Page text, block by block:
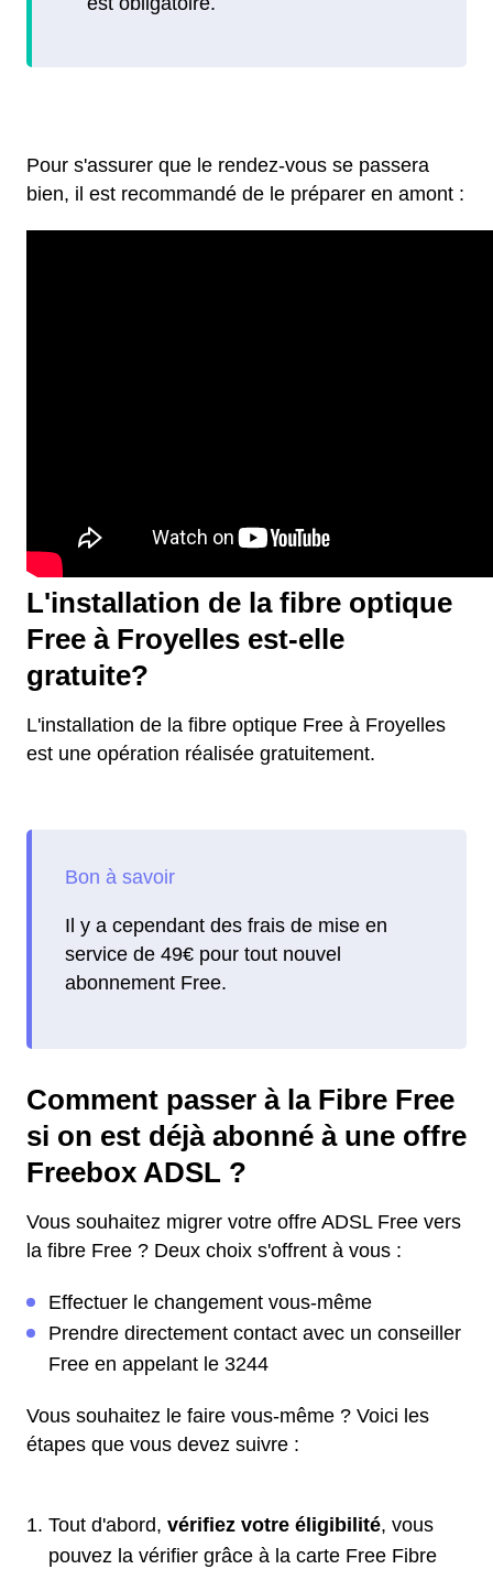
Pour s'assurer que le rendez-vous se passera
bien, il est recommandé de le préparer en amont :
L'installation de la fibre optique
Free à Froyelles est-elle
gratuite?
L'installation de la fibre optique Free à Froyelles
est une opération réalisée gratuitement.
Il y a cependant des frais de mise en
service de 49€ pour tout nouvel
abonnement Free.
Comment passer à la Fibre Free
si on est déjà abonné à une offre
Freebox ADSL ?
Vous souhaitez migrer votre offre ADSL Free vers
la fibre Free ? Deux choix s'offrent à vous :
Effectuer le changement vous-même
Prendre directement contact avec un conseiller
Free en appelant le 3244
Vous souhaitez le faire vous-même ? Voici les
étapes que vous devez suivre :
Tout d'abord, vérifiez votre éligibilité, vous
pouvez la vérifier grâce à la carte Free Fibre